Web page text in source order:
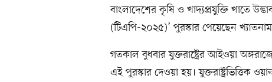
বাংলাদেশের কৃষি ও খাদ্যপ্রযুক্তি খাতে
(টিএপি-২০২৫)’ পুরস্কার পেয়েছেন
গতকাল বুধবার যুক্তরাষ্ট্রের আইওয়া
এই পুরস্কার দেওয়া হয়। যুক্তরাষ্ট্রভিত্তিক